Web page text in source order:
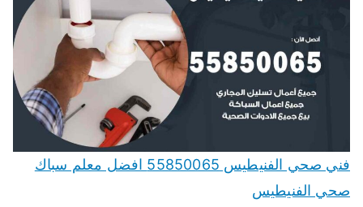
فني صحي الفنيطيس 55850065 افضل معلم سباك
صحي الفنيطيس